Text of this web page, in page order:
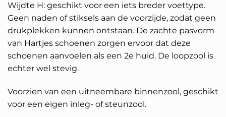
Wijdte H: geschikt voor een iets breder voettype.
Geen naden of stiksels aan de voorzijde, zodat geen
drukplekken kunnen ontstaan. De zachte pasvorm
van Hartjes schoenen zorgen ervoor dat deze
schoenen aanvoelen als een 2e huid. De loopzool is
echter wel stevig.
Voorzien van een uitneembare binnenzool, geschikt
voor een eigen inleg- of steunzool.